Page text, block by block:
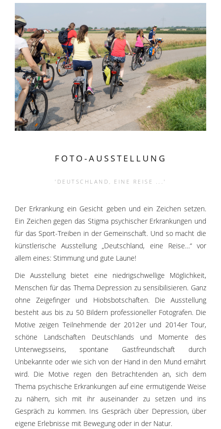
FOTO-AUSSTELLUNG
'DEUTSCHLAND, EINE REISE ...'
Der Erkrankung ein Gesicht geben und ein Zeichen setzen.
Ein Zeichen gegen das Stigma psychischer Erkrankungen und
für das Sport-Treiben in der Gemeinschaft. Und so macht die
künstlerische Ausstellung „Deutschland, eine Reise…“ vor
allem eines: Stimmung und gute Laune!
Die Ausstellung bietet eine niedrigschwellige Möglichkeit,
Menschen für das Thema Depression zu sensibilisieren. Ganz
ohne Zeigefinger und Hiobsbotschaften. Die Ausstellung
besteht aus bis zu 50 Bildern professioneller Fotografen. Die
Motive zeigen Teilnehmende der 2012er und 2014er Tour,
schöne Landschaften Deutschlands und Momente des
Unterwegsseins, spontane Gastfreundschaft durch
Unbekannte oder wie sich von der Hand in den Mund ernährt
wird. Die Motive regen den Betrachtenden an, sich dem
Thema psychische Erkrankungen auf eine ermutigende Weise
zu nähern, sich mit ihr auseinander zu setzen und ins
Gespräch zu kommen. Ins Gespräch über Depression, über
eigene Erlebnisse mit Bewegung oder in der Natur.